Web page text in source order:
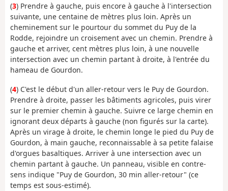
(3) Prendre à gauche, puis encore à gauche à l'intersection
suivante, une centaine de mètres plus loin. Après un
cheminement sur le pourtour du sommet du Puy de la
Rodde, rejoindre un croisement avec un chemin. Prendre à
gauche et arriver, cent mètres plus loin, à une nouvelle
intersection avec un chemin partant à droite, à l'entrée du
hameau de Gourdon.
(4) C'est le début d'un aller-retour vers le Puy de Gourdon.
Prendre à droite, passer les bâtiments agricoles, puis virer
sur le premier chemin à gauche. Suivre ce large chemin en
ignorant deux départs à gauche (non figurés sur la carte).
Après un virage à droite, le chemin longe le pied du Puy de
Gourdon, à main gauche, reconnaissable à sa petite falaise
d'orgues basaltiques. Arriver à une intersection avec un
chemin partant à gauche. Un panneau, visible en contre-
sens indique "Puy de Gourdon, 30 min aller-retour" (ce
temps est sous-estimé).